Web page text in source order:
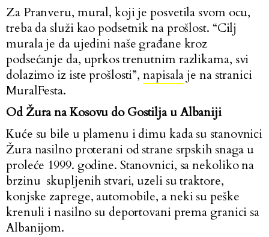
Za Pranveru, mural, koji je posvetila svom ocu,
treba da služi kao podsetnik na prošlost. “Cilj
murala je da ujedini naše građane kroz
podsećanje da, uprkos trenutnim razlikama, svi
dolazimo iz iste prošlosti”,napisala je na stranici
MuralFesta.
Od Žura na Kosovu do Gostilja u Albaniji
Kuće su bile u plamenu i dimu kada su stanovnici
Žura nasilno proterani od strane srpskih snaga u
proleće 1999. godine. Stanovnici, sa nekoliko na
brzinu skupljenih stvari, uzeli su traktore,
konjske zaprege, automobile, a neki su peške
krenuli i nasilno su deportovani prema granici sa
Albanijom.